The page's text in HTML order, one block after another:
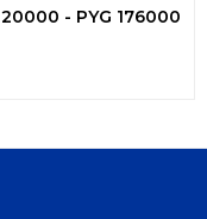
20000 - PYG 176000